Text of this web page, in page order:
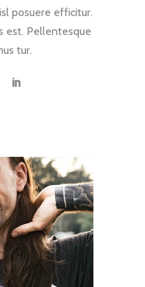
posuere efficitur.
est. Pellentesque
tur.